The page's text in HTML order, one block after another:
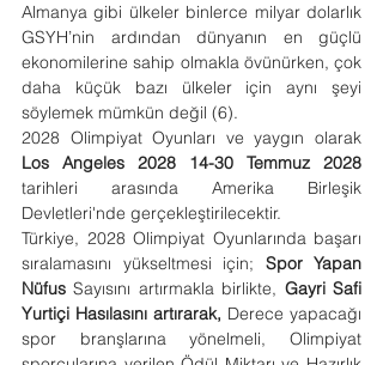
Almanya gibi ülkeler binlerce milyar dolarlık
GSYH’nin ardından dünyanın en güçlü
ekonomilerine sahip olmakla övünürken, çok
daha küçük bazı ülkeler için aynı şeyi
söylemek mümkün değil (6).
Los Angeles 2028 14-30 Temmuz 2028
tarihleri ​​arasında Amerika Birleşik
Devletleri'nde gerçekleştirilecektir.
Türkiye, 2028 Olimpiyat Oyunlarında başarı
sıralamasını yükseltmesi için; Spor Yapan
Nüfus Sayısını artırmakla birlikte, Gayri Safi
Yurtiçi Hasılasını artırarak, Derece yapacağı
spor branşlarına yönelmeli, Olimpiyat